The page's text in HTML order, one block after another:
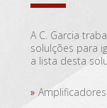
A C. Garcia
solulções para
a lista desta
Amplificadores